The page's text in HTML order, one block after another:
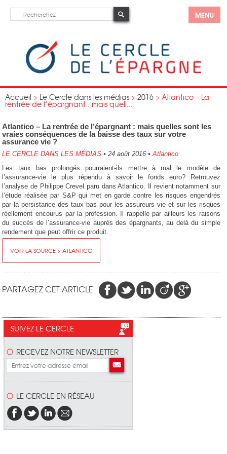
MENU
Accueil > Le Cercle dans les médias > 2016 > Atlantico – La
rentrée de l’épargnant : mais quell...
Atlantico – La rentrée de l’épargnant : mais quelles sont les
vraies conséquences de la baisse des taux sur votre
assurance vie ?
LE CERCLE DANS LES MÉDIAS • 24 août 2016• Atlantico
Les taux bas prolongés pourraient-ils mettre à mal le modèle de
l’assurance-vie le plus répendu à savoir le fonds euro? Retrouvez
l’analyse de Philippe Crevel paru dans Atlantico. Il revient notamment sur
l’étude réalisée par S&P qui met en garde contre les risques engendrés
par la persistance des taux bas pour les assureurs vie et sur les risques
réellement encourus par la profession. Il rappelle par ailleurs les raisons
du succès de l’assurance-vie auprès des épargnants, au delà du simple
rendement que peut offrir ce produit.
VOIR LA SOURCE > ATLANTICO
PARTAGEZ CET ARTICLE
SUIVEZ LE CERCLE
RECEVEZ NOTRE NEWSLETTER
LE CERCLE EN RÉSEAU